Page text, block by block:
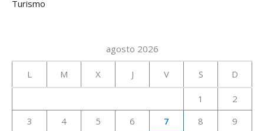
Turismo
agosto 2026
L M X J V S D
1
2
3
4 5 6 7 8
9